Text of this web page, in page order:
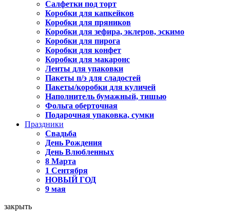
Салфетки под торт
Коробки для капкейков
Коробки для пряников
Коробки для зефира, эклеров, эскимо
Коробки для пирога
Коробки для конфет
Коробки для макаронс
Ленты для упаковки
Пакеты п/э для сладостей
Пакеты/коробки для куличей
Наполнитель бумажный, тишью
Фольга оберточная
Подарочная упаковка, сумки
Праздники
Свадьба
День Рождения
День Влюбленных
8 Марта
1 Сентября
НОВЫЙ ГОД
9 мая
закрыть